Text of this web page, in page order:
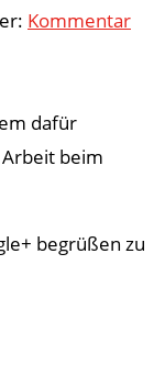
Kommentar
dafür
beim
begrüßen zu